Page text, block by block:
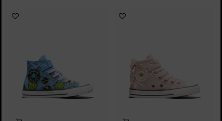
Ajouter
Ajouter